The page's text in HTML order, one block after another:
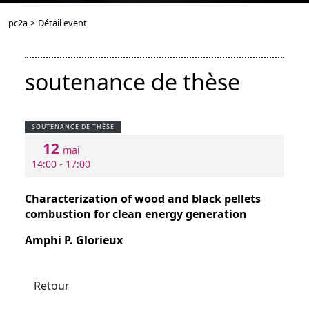
pc2a > Détail event
soutenance de thèse
SOUTENANCE DE THÈSE
12 mai
14:00 - 17:00
Characterization of wood and black pellets
combustion for clean energy generation
Amphi P. Glorieux
Retour